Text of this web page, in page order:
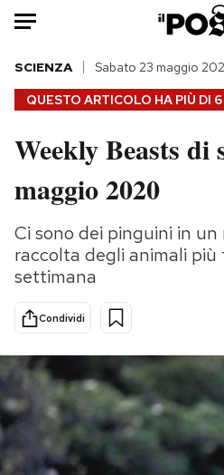
HOME
Italia
Politica
Tecnologia
Internet
Scienza
Cultura
Economia
PODCAST
QUESTO ARTICOLO HA PIÙ DI
SCIENZA Sabato 23 maggio
Weekly Beasts di
maggio 2020
Ci sono dei pinguini in un
raccolta degli animali
settimana
Condividi